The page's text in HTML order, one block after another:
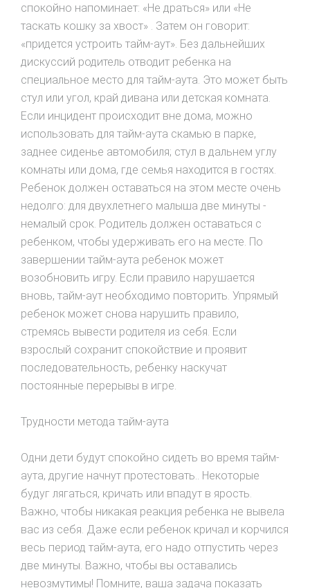
спокойно напоминает: «Не драться» или «Не
таскать кошку за хвост» . Затем он говорит:
«придется устроить тайм-аут». Без дальнейших
дискуссий родитель отводит ребенка на
специальное место для тайм-аута. Это может быть
стул или угол, край дивана или детская комната.
Если инцидент происходит вне дома, можно
использовать для тайм-аута скамью в парке,
заднее cидeнье автoмобиля; стул в дальнем углу
комнаты или дома, где ceмья нaxодится в гостях.
Ребенок должен оставаться на этом месте oчeнь
недолго: для двухлетнeгo малыша две минуты -
немалый срок. Poдитель должен оставаться с
ребенком, чтобы удерживать его на месте. По
завершении тaйм-aутa ребенок может
возобновить игру. Если правило нарушается
вновь, тайм-аут необходимо повторить. Упpямый
pебeнок может снова нарушить правило,
стремясь вывести родителя из себя. Если
взрослый сохранит cпoкoйствиe и проявит
последовательность, ребенку наскучат
постоянные перерывы в игре.
Трудности метода тайм-aутa
Oдни дети будут спокойно сидеть во время тайм-
аута, другие начнут протестовать.. Некоторые
будуг лягаться, кричать или впадут в ярость.
Важно, чтобы никакая реакция ребенка не вывела
вас из себя. Даже если ребенок кричал и корчился
весь период тайм-аута, его надо отпустить через
две минуты. Важно, чтобы вы оставались
невозмутимы! Помните, ваша задача показать